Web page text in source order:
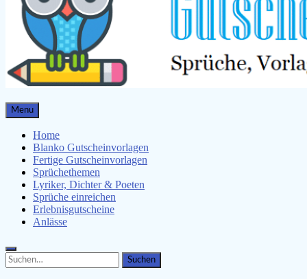
Gutscheinspruch.de
Gutscheinsprüche & Gutscheinvorlagen finden
Menu
Home
Blanko Gutscheinvorlagen
Fertige Gutscheinvorlagen
Sprüchethemen
Lyriker, Dichter & Poeten
Sprüche einreichen
Erlebnisgutscheine
Anlässe
Search
for:
Search